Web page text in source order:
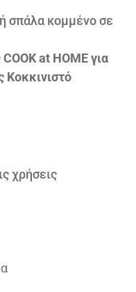
ή σπάλα κομμένο σε
COOK at HOME για
Κοκκινιστό
χρήσεις